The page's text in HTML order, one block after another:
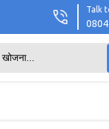
Talk